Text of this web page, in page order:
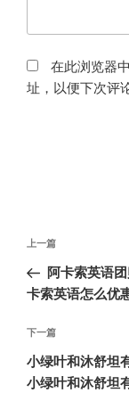
在此浏览器
址，以便下次评
文
导
航
上
一
篇
章
上一篇
阿卡索英语
卡索英语怎么优
下
一
篇
下一篇
小绿叶和沐舒坦
小绿叶和沐舒坦